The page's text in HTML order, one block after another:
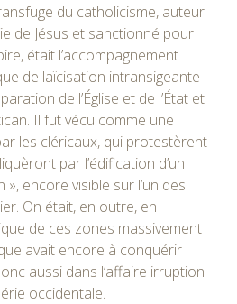
du catholicisme, auteur
de Jésus et sanctionné pour
était l’accompagnement
de laïcisation intransigeante
de l’Église et de l’État et
Il fut vécu comme une
les cléricaux, qui protestèrent
par l’édification d’un
encore visible sur l’un des
On était, en outre, en
de ces zones massivement
avait encore à conquérir
aussi dans l’affaire irruption
occidentale.